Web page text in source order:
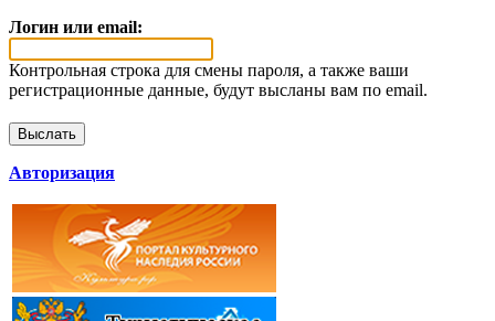
Логин или email:
Контрольная строка для смены пароля, а также ваши
регистрационные данные, будут высланы вам по email.
Авторизация